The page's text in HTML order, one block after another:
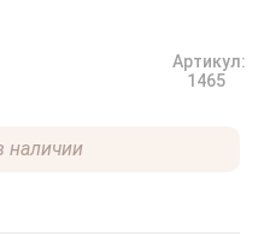
Артикул:
1465
наличии